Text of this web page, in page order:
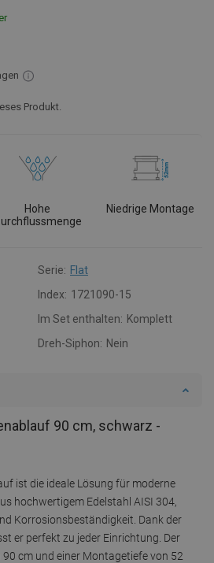
Produkt.
Hohe
Niedrige Montage
Serie: Flat
Index: 1721090-15
Im Set enthalten: Komplett
Dreh-Siphon: Nein
90 cm, schwarz -
ist die ideale Lösung für moderne
hochwertigem Edelstahl AISI 304,
Korrosionsbeständigkeit. Dank der
er perfekt zu jeder Einrichtung. Der
cm und einer Montagetiefe von 52